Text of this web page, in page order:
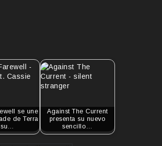
se une
de Terra
su…
Against The Current
presenta su nuevo
sencillo…